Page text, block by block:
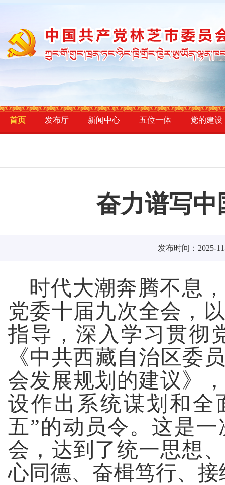
首页 发布厅 新闻中心 五位一体 党的建设
奋力谱写中
发布时间：2025-
时代大潮奔腾不息
党委十届九次全会，
指导，深入学习贯彻
《中共西藏自治区委
会发展规划的建议》
设作出系统谋划和全
五”的动员令。这是
会，达到了统一思想
心同德、奋楫笃行、